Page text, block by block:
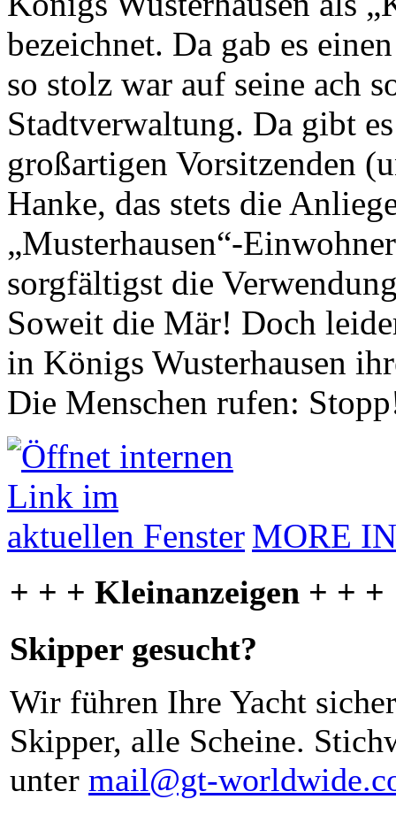
bezeichnet. Da gab es
so stolz war auf seine ach
Stadtverwaltung. Da gibt
großartigen Vorsitzenden
Hanke, das stets die
„Musterhausen“-
sorgfältigst die
Soweit die Mär! Doch
in Königs Wusterhausen
Die Menschen rufen:
MORE
+ + + Kleinanzeigen + + +
Skipper gesucht?
Wir führen Ihre Yacht
Skipper, alle Scheine.
unter mail@gt-